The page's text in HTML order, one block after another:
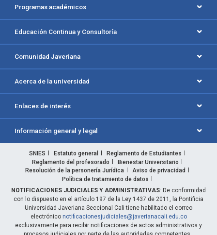
Programas académicos
Educación Continua y Consultoría
Comunidad Javeriana
Acerca de la universidad
Enlaces de interés
Información general y legal
SNIES Estatuto general
Reglamento de Estudiantes
Reglamento del profesorado
Bienestar Universitario
Resolución de la personería Jurídica
Aviso de privacidad
Política de tratamiento de datos
NOTIFICACIONES JUDICIALES Y ADMINISTRATIVAS: De conformidad
con lo dispuesto en el artículo 197 de la Ley 1437 de 2011, la Pontificia
Universidad Javeriana Seccional Cali tiene habilitado el correo
electrónico notificacionesjudiciales@javerianacali.edu.co
exclusivamente para recibir notificaciones de actos administrativos y